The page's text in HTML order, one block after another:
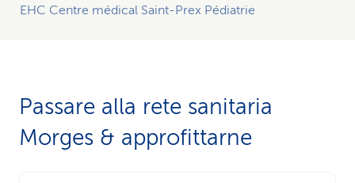
EHC Centre médical Saint-Prex Pédiatrie
Passare alla rete sanitaria
Morges & approfittarne